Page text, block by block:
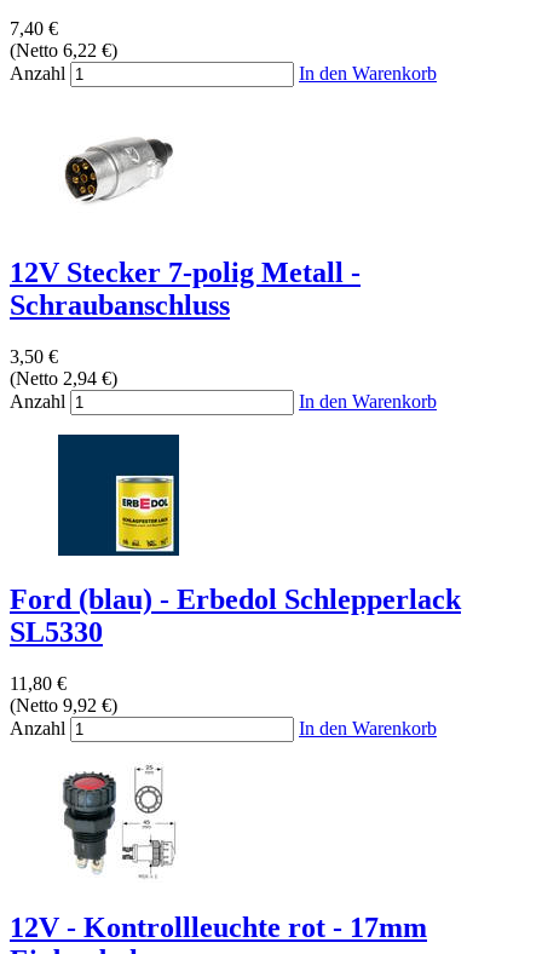
7,40 €
(Netto 6,22 €)
Anzahl
In den Warenkorb
12V Stecker 7-polig Metall -
Schraubanschluss
3,50 €
(Netto 2,94 €)
Anzahl
In den Warenkorb
Ford (blau) - Erbedol Schlepperlack
SL5330
11,80 €
(Netto 9,92 €)
Anzahl
In den Warenkorb
12V - Kontrollleuchte rot - 17mm